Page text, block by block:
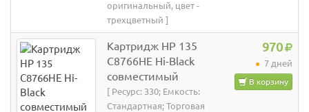
оригинальный, цвет -
трехцветный ]
Картридж HP 135
C8766HE Hi-Black
совместимый
[ Ресурс: 330; Емкость:
Стандартная; Торговая
970
7 дней
В корзину